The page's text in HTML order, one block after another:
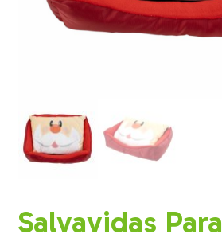
Salvavidas Para